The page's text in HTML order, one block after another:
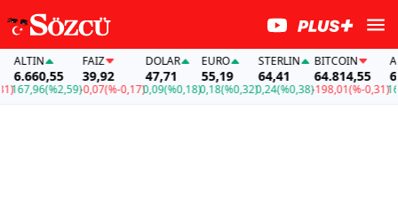
(%2,59)
FAİZ
39,92
-0,07(%-0,17)
DOLAR
47,71
0,09(%0,18)
EURO
55,19
0,18(%0,32)
STERLIN
64,41
0,24(%0,38)
BITCOIN
64.814,55
-198,01(%-0,31)